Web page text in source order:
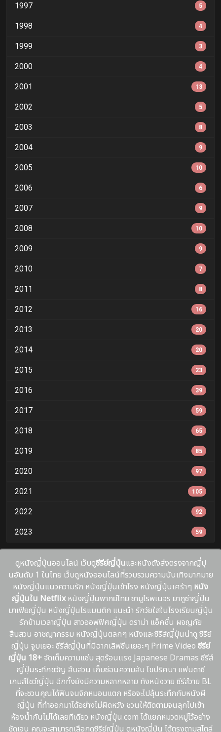
1997 5
1998 4
1999 3
2000 4
2001 13
2002 5
2003 8
2004 9
2005 10
2006 6
2007 9
2008 10
2009 9
2010 7
2011 8
2012 16
2013 20
2014 20
2015 23
2016 39
2017 59
2018 65
2019 85
2020 97
2021 105
2022 92
2023 59
ดูหนังญี่ปุ่นออนไลน์ เว็บดูซีรีย์ญี่ปุ่นและหนังดังส่งตรงจากญี่ปุ
นอันดับ 1 ในไทย เว็บดูหนังออนไลน์ที่รวบรวมความบันเทิงมากมาย
หนังญี่ปุ่นแนวความรัก หนังญี่ปุ่นเข้าโรง หนังญี่ปุ่นเศร้าๆ หนัง
ญี่ปุ่นใน Netflixหนังญี่ปุ่นพากย์ไทย ซามูไรพเนจร ยากูซ่าญี่ปุ่น
มาเฟียญี่ปุ่น หนังญี่ปุ่นโรแมนติก แนะนํา รักวัยใสในโรงเรียนญี่ปุ่น
รักข้ามเวลาญี่ปุ่น สาวออฟฟิศญี่ปุ่น ดราม่า แอ็คชั่น ผจญภัย
สืบสวน อาชญากรรม หนังญี่ปุ่นตลกๆ หนังและซีรีส์ญี่ปุ่นน่าดู ซีรีย์
ญี่ปุ่น จูบเยอะ ซีรีส์ญี่ปุ่นที่มีฉากเลิฟซีนเยอะๆ Prime Video ซีรีย์
ญี่ปุ่น 18+จัดเต็มความแซ่บ สุดร้อนเเรง Japanese Dramas ซีรีส์
ญี่ปุ่นระทึกขวัญ สืบสวน เก็บซ่อนความลับ ไขปริศนา แฟนตาซี
เกมส์โชว์ญี่ปุ่น อีกทั้งยังมีความหลากหลาย ทังหนังวาย ซีรีส์วาย BL
ที่จะชวนคุณได้ฟินจนจิกหมอนแตก หรือจะไปลุ้นระทึกกับหนังผี
ญี่ปุ่น ที่ทำออกมาได้อย่างไม่ผิดหวัง ชวนให้ติดตามจนลุกไปเข้า
ห้องน้ำกันไม่ได้เลยทีเดียว หนังญี่ปุ่น.com ได้แยกหมวดหมู่ไว้อย่าง
ชัดเจน คุณจะสามารถเลือกดูซีรีย์ญี่ปุ่น ดูหนังญี่ปุ่น ได้ตรงตามสไตล์